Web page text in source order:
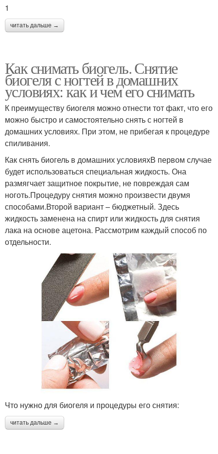
1
читать дальше →
Как снимать биогель. Снятие
биогеля с ногтей в домашних
условиях: как и чем его снимать
К преимуществу биогеля можно отнести тот факт, что его
можно быстро и самостоятельно снять с ногтей в
домашних условиях. При этом, не прибегая к процедуре
спиливания.
Как снять биогель в домашних условияхВ первом случае
будет использоваться специальная жидкость. Она
размягчает защитное покрытие, не повреждая сам
ноготь.Процедуру снятия можно произвести двумя
способами.Второй вариант – бюджетный. Здесь
жидкость заменена на спирт или жидкость для снятия
лака на основе ацетона. Рассмотрим каждый способ по
отдельности.
Что нужно для биогеля и процедуры его снятия:
читать дальше →